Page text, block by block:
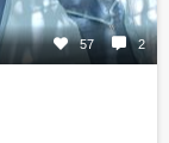
57 2